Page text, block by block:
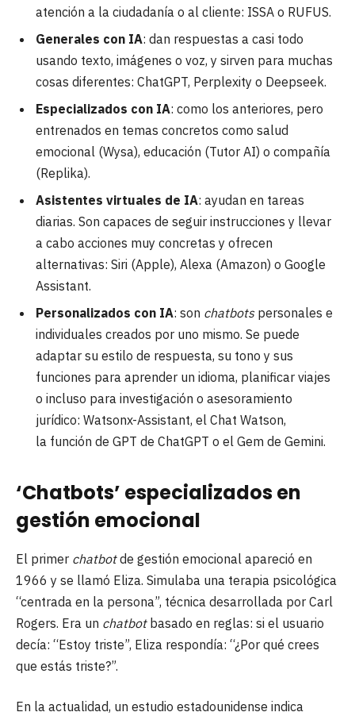
atención a la ciudadanía o al cliente: ISSA o RUFUS.
Generales con IA: dan respuestas a casi todo
usando texto, imágenes o voz, y sirven para muchas
cosas diferentes: ChatGPT, Perplexity o Deepseek.
Especializados con IA: como los anteriores, pero
entrenados en temas concretos como salud
emocional (Wysa), educación (Tutor AI) o compañía
(Replika).
Asistentes virtuales de IA: ayudan en tareas
diarias. Son capaces de seguir instrucciones y llevar
a cabo acciones muy concretas y ofrecen
alternativas: Siri (Apple), Alexa (Amazon) o Google
Assistant.
Personalizados con IA: son chatbotspersonales e
individuales creados por uno mismo. Se puede
adaptar su estilo de respuesta, su tono y sus
funciones para aprender un idioma, planificar viajes
o incluso para investigación o asesoramiento
jurídico: Watsonx-Assistant, el Chat Watson,
la función de GPT de ChatGPT o el Gem de Gemini.
‘Chatbots’ especializados en
gestión emocional
El primer chatbotde gestión emocional apareció en
1966 y se llamó Eliza. Simulaba una terapia psicológica
“centrada en la persona”, técnica desarrollada por Carl
Rogers. Era un chatbotbasado en reglas: si el usuario
decía: “Estoy triste”, Eliza respondía: “¿Por qué crees
que estás triste?”.
En la actualidad, un estudio estadounidense indica